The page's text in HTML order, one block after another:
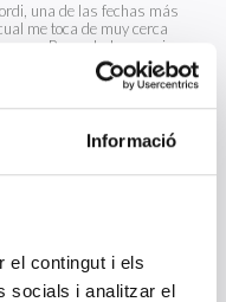
Informació
el contingut i els
socials i analitzar el
una de las fechas más
me toca de muy cerca
Por un lado por mi
También por el motivo
servicio de extranalítica
biológicas